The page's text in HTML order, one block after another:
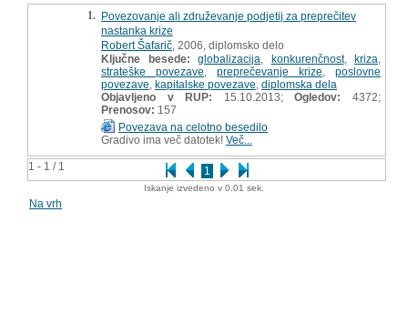
1 - 1 / 1 1
1. Povezovanje ali združevanje podjetij za preprečitev
nastanka krize
Robert Šafarič , 2006, diplomsko delo
Ključne besede:
globalizacija konkurenčnost, kriza
strateške povezave
preprečevanje krize
poslovne
povezave kapitalske povezave diplomska dela
Objavljeno v RUP: 15.10.2013;Ogledov:
4372;
Prenosov: 157
Povezava na celotno besedilo
Gradivo ima več datotek! Več...
Iskanje izvedeno v 0.01 sek.
Na vrh